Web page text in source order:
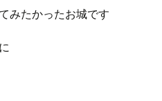
みたかったお城です